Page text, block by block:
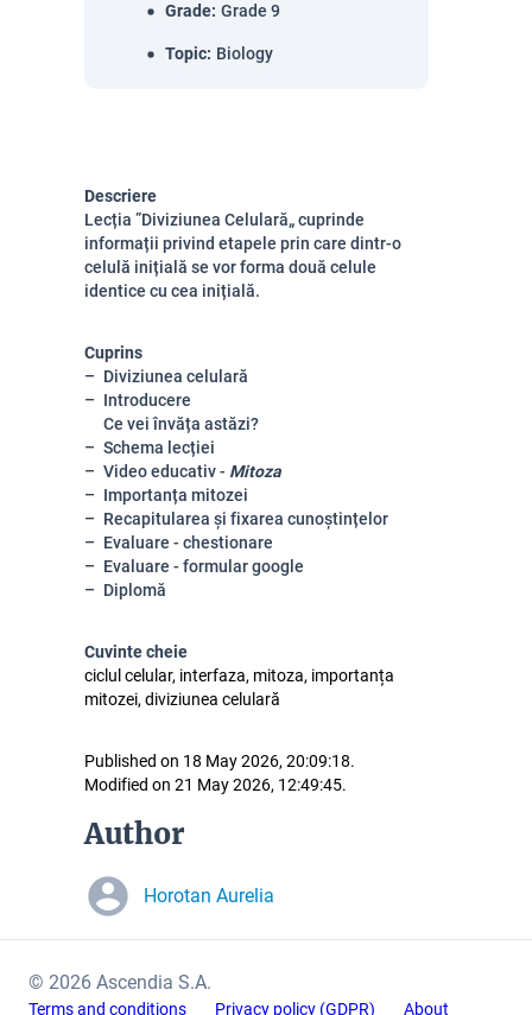
Grade: Grade 9
Topic: Biology
Descriere
Lecția ”Diviziunea Celulară„ cuprinde
informații privind etapele prin care dintr-o
celulă inițială se vor forma două celule
identice cu cea inițială.
Cuprins
Diviziunea celulară
Introducere
Ce vei învăța astăzi?
Schema lecției
Video educativ - Mitoza
Importanța mitozei
Recapitularea și fixarea cunoștințelor
Evaluare - chestionare
Evaluare - formular google
Diplomă
Cuvinte cheie
ciclul celular, interfaza, mitoza, importanța
mitozei, diviziunea celulară
Published on 18 May 2026, 20:09:18.
Modified on 21 May 2026, 12:49:45.
Author
Horotan Aurelia
© 2026 Ascendia S.A.
Terms and conditions Privacy policy (GDPR) About